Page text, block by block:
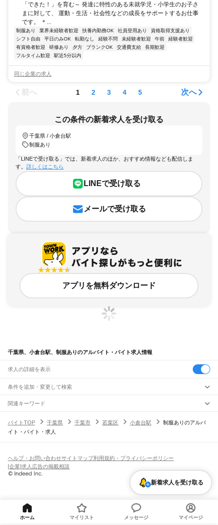
「できた！」を育む～ 発達に特性のある未就学児・小学生のお子さ
まに対して、 運動・生活・社会性などの成長をサポートするお仕事
です。 ＊...
制服あり 業界未経験者歓迎 扶養内勤務OK 社員登用あり
資格取得支援あり
シフト自由
平日のみOK 転勤なし 経験不問 未経験者歓迎 午前
経験者歓迎
有資格者歓迎
研修あり 夕方 ブランクOK 交通費支給
長期歓迎
フルタイム歓迎
駅近5分以内
同じ企業の求人
前へ 1 2 3 4 5 次へ
この条件の新着求人を受け取る
千葉県 / 小倉台駅
制服あり
「LINEで受け取る」では、新着求人のほか、おすすめ情報なども配信しま
す。 詳しくはこちら
LINEで受け取る
メールで受け取る
アプリを無料ダウンロード
千葉県、小倉台駅、制服ありのアルバイト・バイト求人情報
求人の詳細を表示
条件を追加・変更して検索
市区町村を追加・変更
千葉県すべて
千葉市 すべて
旭市習志野市柏市勝浦市市原市流山市八千代市我孫子市鴨川市鎌ケ谷市
君津市富津市浦安市 印西市
南房総市
匝瑳市香取市 印旛郡 香取郡
駅を追加・変更
JR中央・総武線
市川駅本八幡駅下総中山駅
新検見川駅
南酒々井駅
日向駅 横芝駅飯倉駅 干潟駅
飯岡駅倉橋駅 松岸駅銚子駅
職種を追加・変更
飲食・フードサービスすべて
ホールスタッフキッチンスタッフ
パン屋（ベーカリー）
バー（BAR）・バーテンダー
飲食店（店長・マネージャー）
営業テレフォンアポインター（テレアポ） ルートセールス
フードカウンター販売員
アパレル
家電量販店・携帯販売（携帯ショップ）
販売店（店長・マネージャー） その他販売
人気
日払いOK高校生歓迎 髪型・髪色自由
留学生・外国人活躍中
シフト
土日祝のみOK
平日のみOK 週1日からOK 週2・3日からOK
週4日以上OK
雇用形態を追加・変更
派遣社員
業務委託
関連キーワード
バイトTOP
千葉県 千葉市 若葉区 小倉台駅
制服ありのアルバ
イト・バイト・求人
新着求人を受け取る
ヘルプ・お問い合わせサイトマップ利用規約・プライバシーポリシー
[企業]求人広告の掲載相談
ホーム マイリスト メッセージ マイページ